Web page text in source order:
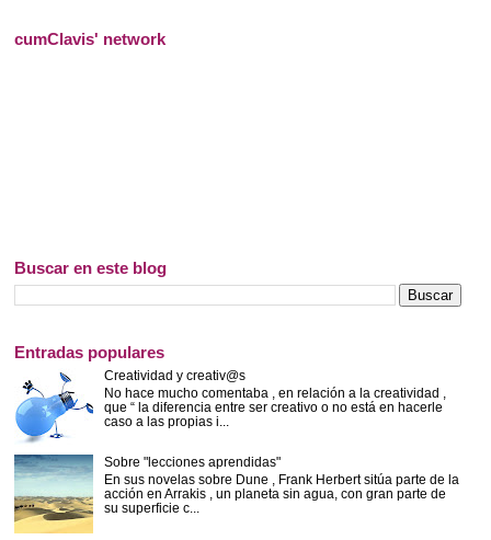
cumClavis' network
Buscar en este blog
Entradas populares
Creatividad y creativ@s
No hace mucho comentaba , en relación a la creatividad ,
que “ la diferencia entre ser creativo o no está en hacerle
caso a las propias i...
Sobre "lecciones aprendidas"
En sus novelas sobre Dune , Frank Herbert sitúa parte de la
acción en Arrakis , un planeta sin agua, con gran parte de
su superficie c...